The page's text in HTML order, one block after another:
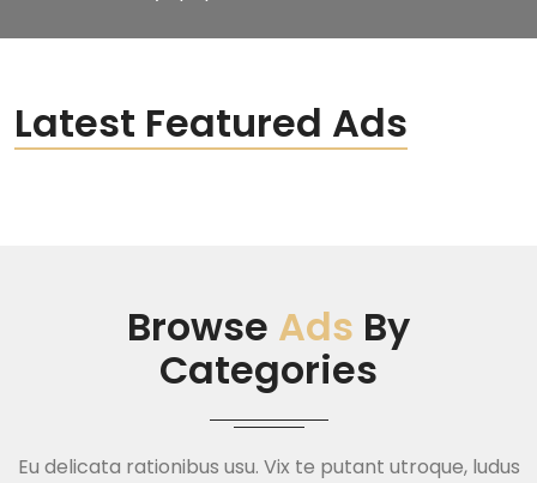
Latest Featured Ads
Browse Ads By
Categories
Eu delicata rationibus usu. Vix te putant utroque, ludus